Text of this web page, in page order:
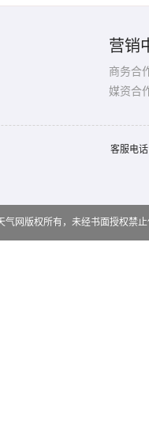
营销
商务合
媒资合
客服电
气网版权所有，未经书面授权